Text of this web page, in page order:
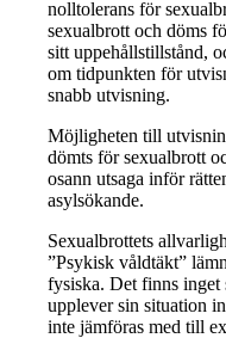
nolltolerans för
sexualbrott och döms
sitt uppehållstillstånd,
om tidpunkten för
snabb utvisning.
Möjligheten till
dömts för sexualbrott
osann utsaga inför
asylsökande.
Sexualbrottets
”Psykisk våldtäkt”
fysiska. Det finns inget
upplever sin situation
inte jämföras med till